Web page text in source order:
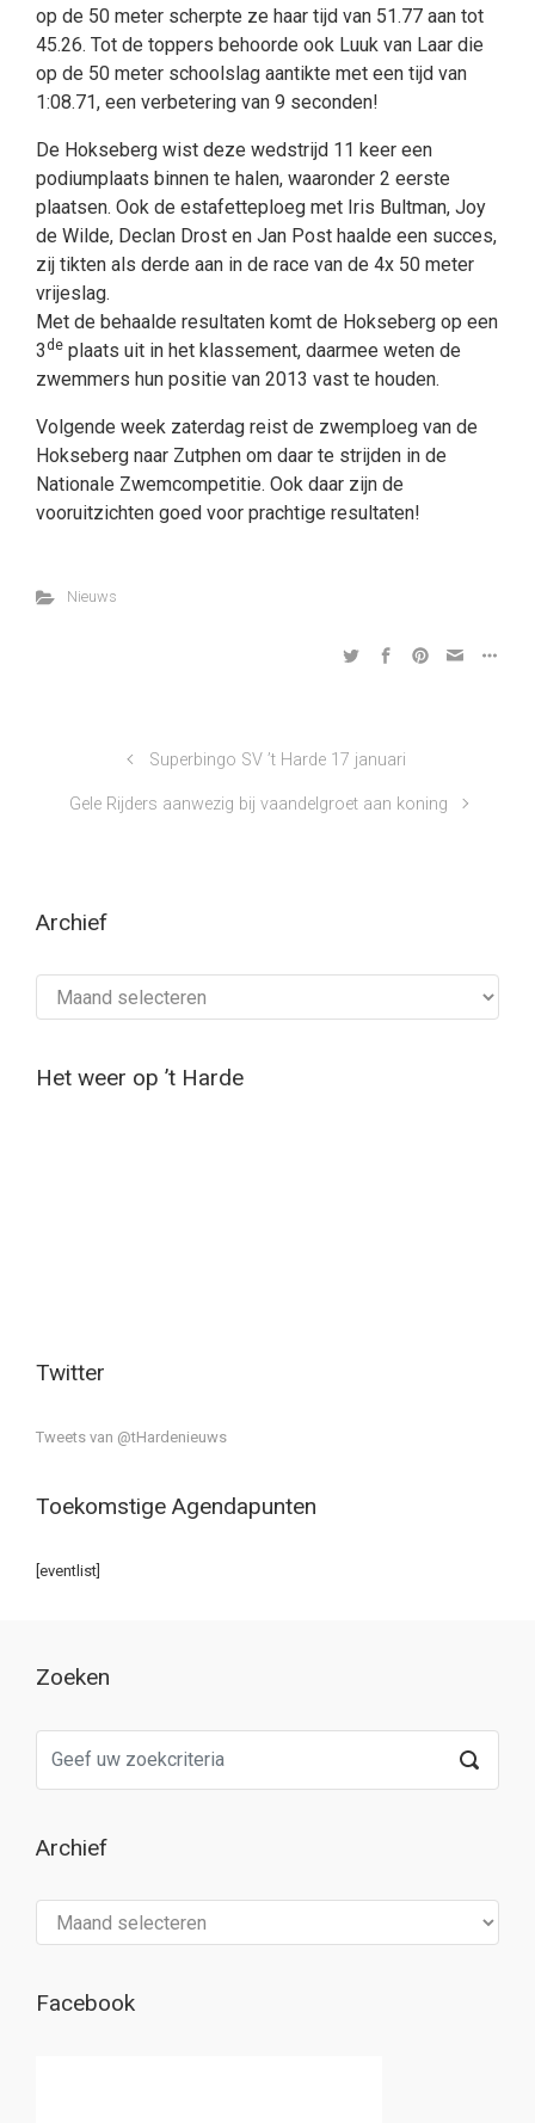
op de 50 meter scherpte ze haar tijd van 51.77 aan tot
45.26. Tot de toppers behoorde ook Luuk van Laar die
op de 50 meter schoolslag aantikte met een tijd van
1:08.71, een verbetering van 9 seconden!
De Hokseberg wist deze wedstrijd 11 keer een
podiumplaats binnen te halen, waaronder 2 eerste
plaatsen. Ook de estafetteploeg met Iris Bultman, Joy
de Wilde, Declan Drost en Jan Post haalde een succes,
zij tikten als derde aan in de race van de 4x 50 meter
vrijeslag.
Met de behaalde resultaten komt de Hokseberg op een
3 de plaats uit in het klassement, daarmee weten de
zwemmers hun positie van 2013 vast te houden.
Volgende week zaterdag reist de zwemploeg van de
Hokseberg naar Zutphen om daar te strijden in de
Nationale Zwemcompetitie. Ook daar zijn de
vooruitzichten goed voor prachtige resultaten!
Nieuws
Superbingo SV ’t Harde 17 januari
Gele Rijders aanwezig bij vaandelgroet aan koning
Archief
Het weer op ’t Harde
Twitter
Tweets van @tHardenieuws
Toekomstige Agendapunten
[eventlist]
Zoeken
Archief
Facebook